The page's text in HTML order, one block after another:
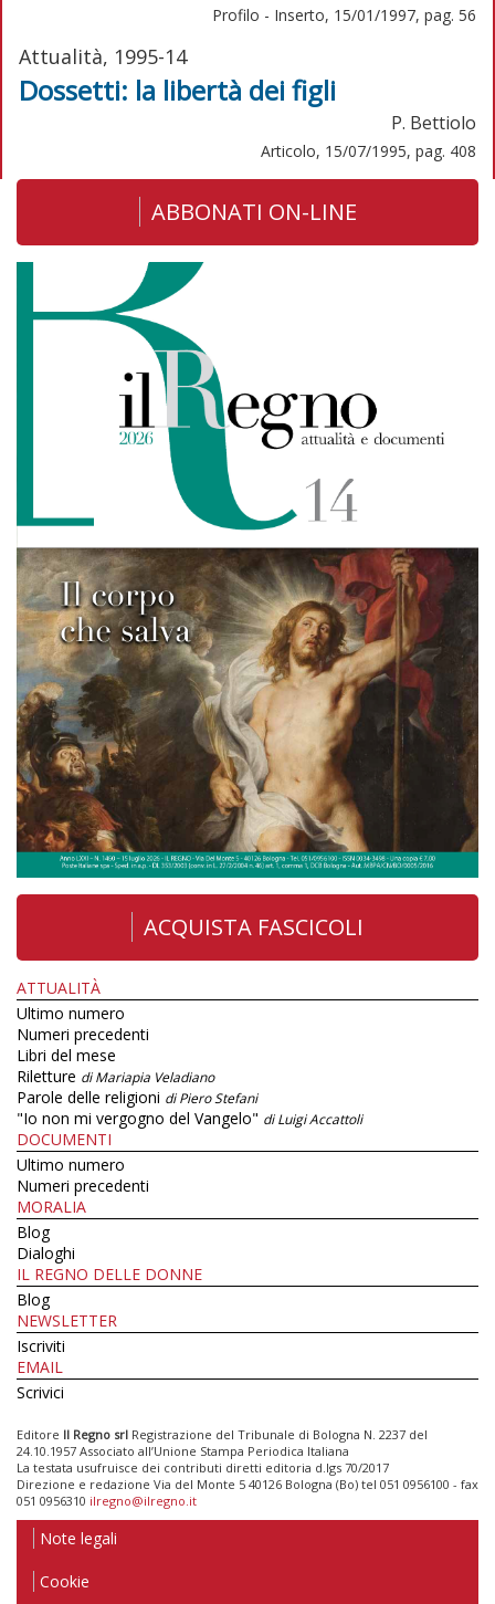
Profilo - Inserto, 15/01/1997, pag. 56
Attualità, 1995-14
Dossetti: la libertà dei figli
P. Bettiolo
Articolo, 15/07/1995, pag. 408
ABBONATI ON-LINE
ACQUISTA FASCICOLI
ATTUALITÀ
Ultimo numero
Numeri precedenti
Libri del mese
Riletture di Mariapia Veladiano
Parole delle religioni di Piero Stefani
"Io non mi vergogno del Vangelo" di Luigi Accattoli
DOCUMENTI
Ultimo numero
Numeri precedenti
MORALIA
Blog
Dialoghi
IL REGNO DELLE DONNE
Blog
NEWSLETTER
Iscriviti
EMAIL
Scrivici
Editore Il Regno srl Registrazione del Tribunale di Bologna N. 2237 del
24.10.1957 Associato all’Unione Stampa Periodica Italiana
La testata usufruisce dei contributi diretti editoria d.lgs 70/2017
Direzione e redazione Via del Monte 5 40126 Bologna (Bo) tel 051 0956100 - fax
051 0956310 ilregno@ilregno.it
Note legali
Cookie